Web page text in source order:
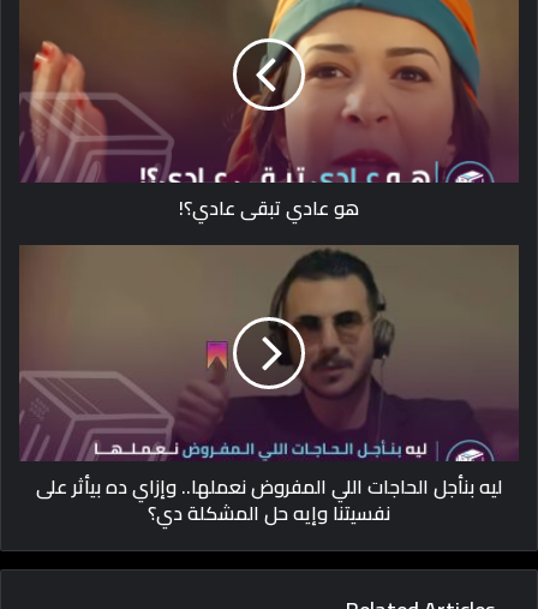
هو عادي تبقى عادي؟!
ليه بنأجل الحاجات اللي المفروض نعملها.. وإزاي ده بيأثر على
نفسيتنا وإيه حل المشكلة دي؟